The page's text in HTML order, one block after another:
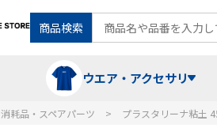
商品検索
ウエア・アクセサリ
消耗品・スペアパーツ プラスタリーナ粘土